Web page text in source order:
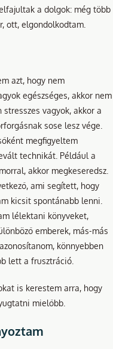
a dolgok: még több
ott, elgondolkodtam.
azt, hogy nem
egészséges, akkor nem
vagyok, akkor a
sose lesz vége.
megfigyeltem
technikát. Például a
akkor megkeseredsz.
ami segített, hogy
kicsit spontánabb lenni.
lélektani könyveket,
emberek, más-más
könnyebben
lett a frusztráció.
is kerestem arra, hogy
mielőbb.